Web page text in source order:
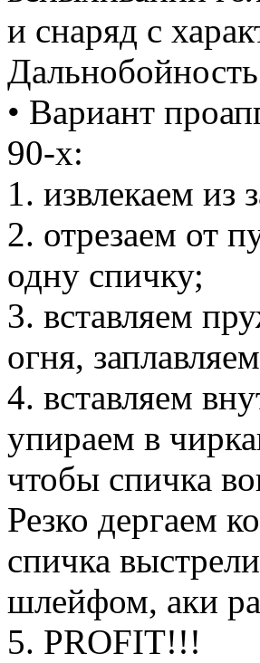
и снаряд с
• Вариант
90-х:
1. извлекаем
2. отрезаем от
одну спичку;
3. вставляем
огня,
4. вставляем
упираем в
чтобы спичка
Резко дергаем
спичка
шлейфом, аки
5. PROFIT!!!